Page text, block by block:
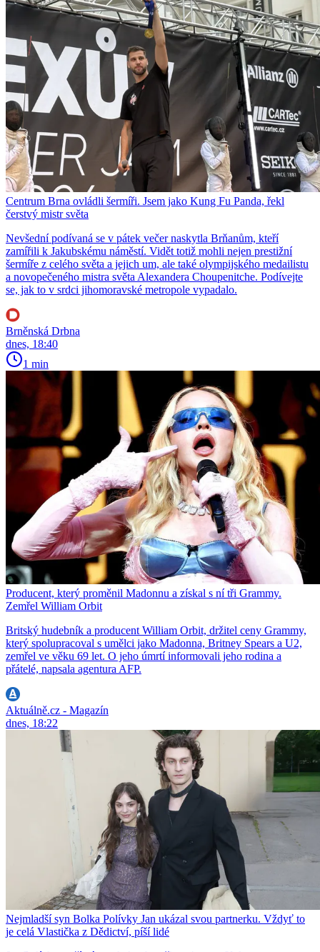
Centrum Brna ovládli šermíři. Jsem jako Kung Fu Panda, řekl
čerstvý mistr světa
Nevšední podívaná se v pátek večer naskytla Brňanům, kteří
zamířili k Jakubskému náměstí. Vidět totiž mohli nejen prestižní
šermíře z celého světa a jejich um, ale také olympijského medailistu
a novopečeného mistra světa Alexandera Choupenitche. Podívejte
se, jak to v srdci jihomoravské metropole vypadalo.
Brněnská Drbna
dnes, 18:40
1 min
Producent, který proměnil Madonnu a získal s ní tři Grammy.
Zemřel William Orbit
Britský hudebník a producent William Orbit, držitel ceny Grammy,
který spolupracoval s umělci jako Madonna, Britney Spears a U2,
zemřel ve věku 69 let. O jeho úmrtí informovali jeho rodina a
přátelé, napsala agentura AFP.
Aktuálně.cz - Magazín
dnes, 18:22
Nejmladší syn Bolka Polívky Jan ukázal svou partnerku. Vždyť to
je celá Vlastička z Dědictví, píší lidé